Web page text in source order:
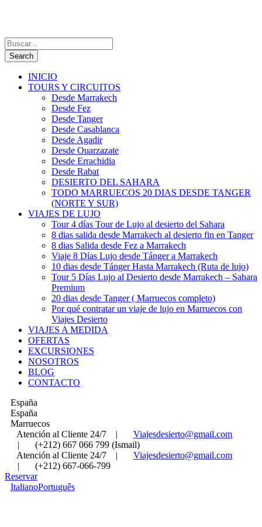
INICIO
TOURS Y CIRCUITOS
Desde Marrakech
Desde Fez
Desde Tanger
Desde Casablanca
Desde Agadir
Desde Ouarzazate
Desde Errachidia
Desde Rabat
DESIERTO DEL SAHARA
TODO MARRUECOS 20 DIAS DESDE TANGER
(NORTE Y SUR)
VIAJES DE LUJO
Tour 4 días Tour de Lujo al desierto del Sahara
8 dias salida desde Marrakech al desierto fin en Tanger
8 dias Salida desde Fez a Marrakech
Viaje 8 Días Lujo desde Tánger a Marrakech
10 dias desde Tánger Hasta Marrakech (Ruta de lujo)
Tour 5 Días Lujo al Desierto desde Marrakech – Sahara
Premium
20 dias desde Tanger ( Marruecos completo)
Por qué contratar un viaje de lujo en Marruecos con
Viajes Desierto
VIAJES A MEDIDA
OFERTAS
EXCURSIONES
NOSOTROS
BLOG
CONTACTO
España
España
Marruecos
Atención al Cliente 24/7
|
Viajesdesierto@gmail.com
|
(+212) 667 066 799 (Ismail)
Atención al Cliente 24/7
|
Viajesdesierto@gmail.com
|
(+212) 667-066-799
Reservar
ItalianoPortuguês